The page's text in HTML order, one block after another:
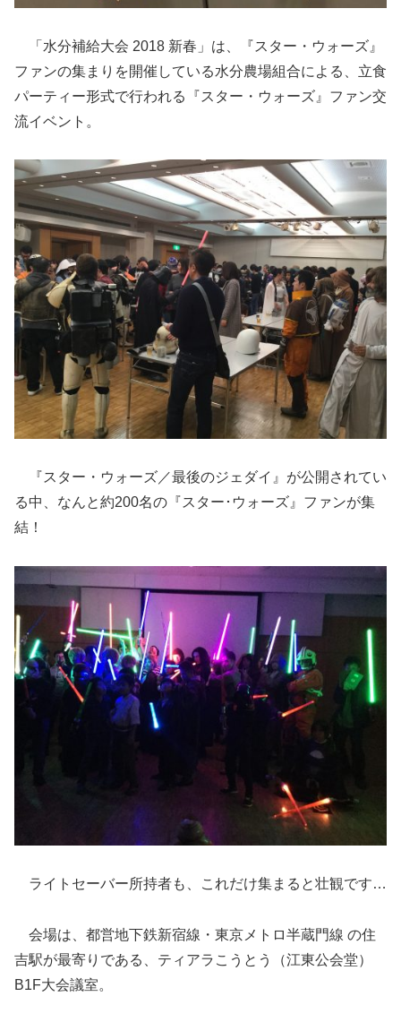
「水分補給大会 2018 新春」は、『スター・ウォーズ』
ファンの集まりを開催している水分農場組合による、立食
パーティー形式で行われる『スター・ウォーズ』ファン交
流イベント。
『スター・ウォーズ／最後のジェダイ』が公開されてい
る中、なんと約200名の『スター･ウォーズ』ファンが集
結！
ライトセーバー所持者も、これだけ集まると壮観です…
会場は、都営地下鉄新宿線・東京メトロ半蔵門線 の住
吉駅が最寄りである、ティアラこうとう（江東公会堂）
B1F大会議室。